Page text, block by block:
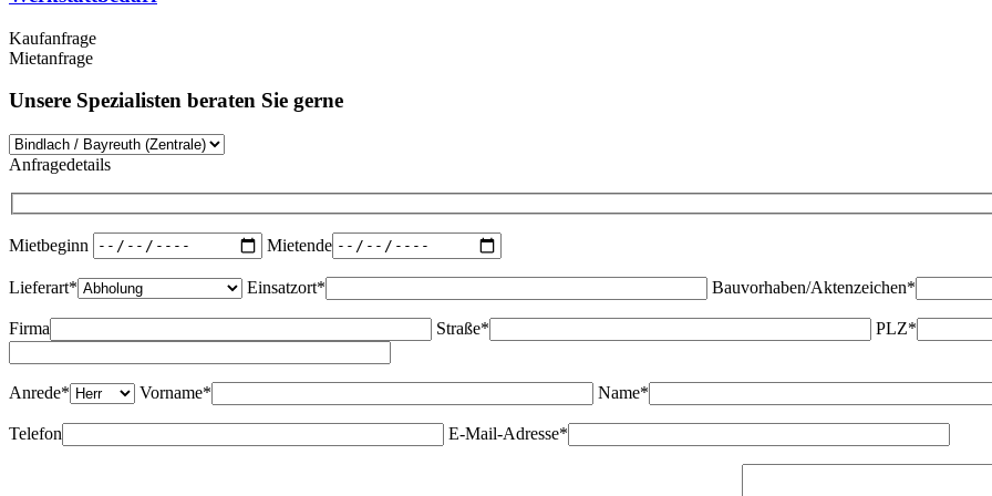
Kaufanfrage
Mietanfrage
Unsere Spezialisten beraten Sie gerne
Anfragedetails
Bitte lasse dieses Feld leer.
Mietbeginn Mietende
Lieferart* Einsatzort* Bauvorhaben/Aktenzeichen*
Firma Straße* PLZ*
Anrede* Vorname* Name*
Telefon E-Mail-Adresse*